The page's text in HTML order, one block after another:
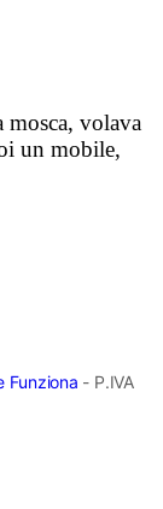
mosca, volava
un mobile,
Funziona - P.IVA